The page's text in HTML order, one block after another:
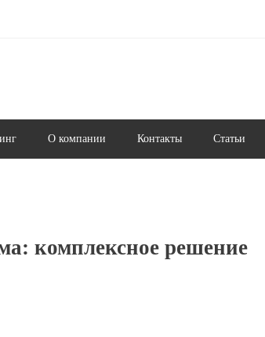
О компании Контакты Статьи
комплексное решение